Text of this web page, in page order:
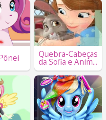
Quebra-Cabeças
da Sofia e Anim...